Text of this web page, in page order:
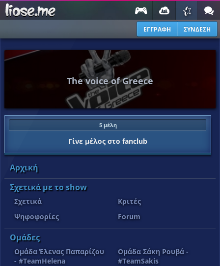
ΕΓΓΡΑΦΗ ΣΥΝΔΕΣΗ
The voice of Greece
5 μέλη
Γίνε μέλος στο fanclub
Αρχική
Σχετικά με το show
Σχετικά
Κριτές
Ψηφοφορίες
Forum
Ομάδες
Ομάδα Έλενας Παπαρίζου
- #TeamHelena
Ομάδα Σάκη Ρουβά -
#TeamSakis